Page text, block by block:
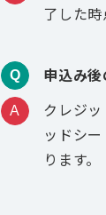
了した時
Q 申込み
A
クレジ
ッドシ
ります。